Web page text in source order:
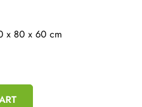
x 80 x 60 cm